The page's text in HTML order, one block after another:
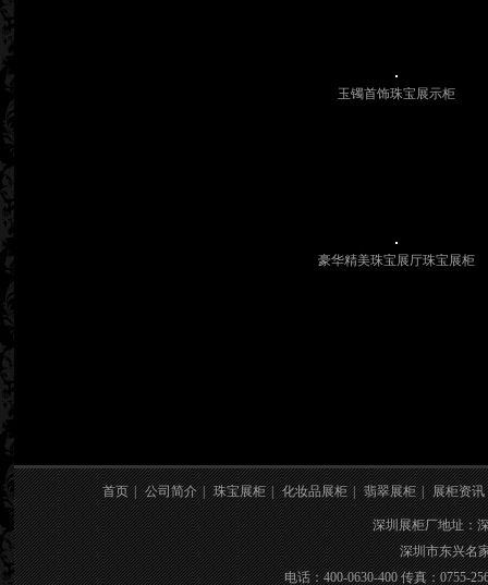
玉镯首饰珠宝展示柜
豪华精美珠宝展厅珠宝展柜
首页 | 公司简介 | 珠宝展柜 | 化妆品展柜 | 翡翠展柜 | 展柜资讯
深圳展柜厂地址：
深圳市东兴名
电话：400-0630-400 传真：0755-